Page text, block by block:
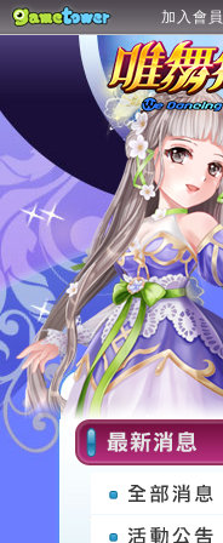
加入會員